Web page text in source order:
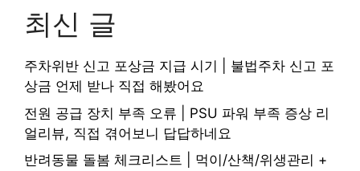
최신 글
주차위반 신고 포상금 지급 시기 | 불법주차 신고 포
상금 언제 받나 직접 해봤어요
전원 공급 장치 부족 오류 | PSU 파워 부족 증상 리
얼리뷰, 직접 겪어보니 답답하네요
반려동물 돌봄 체크리스트 | 먹이/산책/위생관리 +